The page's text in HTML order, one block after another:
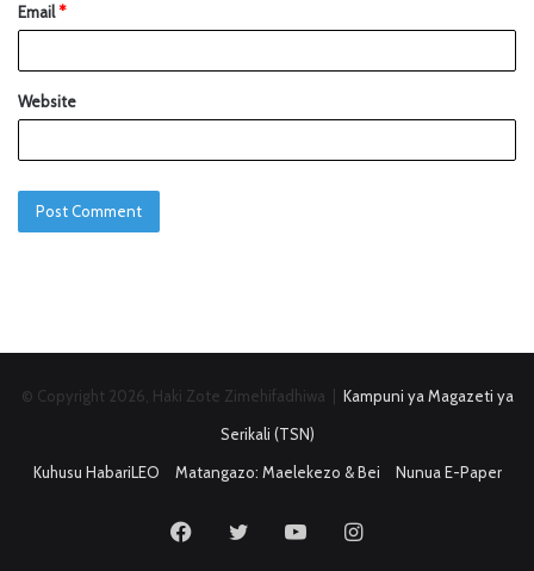
Email*
Website
© Copyright 2026, Haki Zote Zimehifadhiwa | Kampuni ya Magazeti ya
Serikali (TSN)
Kuhusu HabariLEO
Matangazo: Maelekezo & Bei Nunua E-Paper
FacebookTwitter YouTubeInstagram